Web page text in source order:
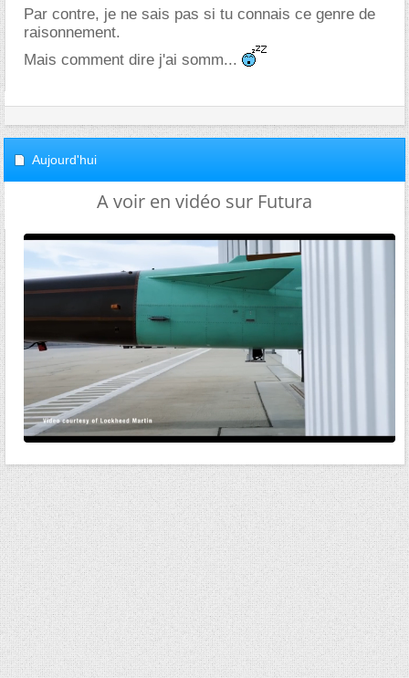
Par contre, je ne sais pas si tu connais ce genre de
raisonnement.
Mais comment dire j'ai somm...
Aujourd'hui
A voir en vidéo sur Futura